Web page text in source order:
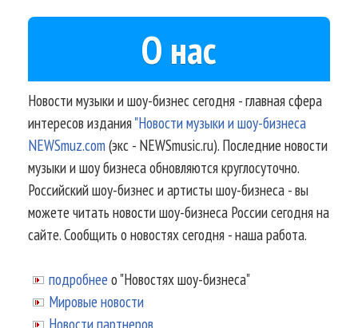
О нас
Новости музыки и шоу-бизнес сегодня - главная сфера
интересов издания"Новости музыки и шоу-бизнеса
NEWSmuz.com(экс - NEWSmusic.ru). Последние новости
музыки и шоу бизнеса обновляются круглосуточно.
Российский шоу-бизнес и артисты шоу-бизнеса - вы
можете читать новости шоу-бизнеса России сегодня на
сайте. Сообщить о новостях сегодня - наша работа.
подробнее о "Новостях шоу-бизнеса"
Мировые новости
Новости партнеров